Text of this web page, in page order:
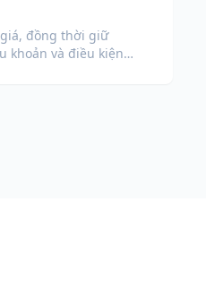
đồng thời giữ
khoản và điều kiện